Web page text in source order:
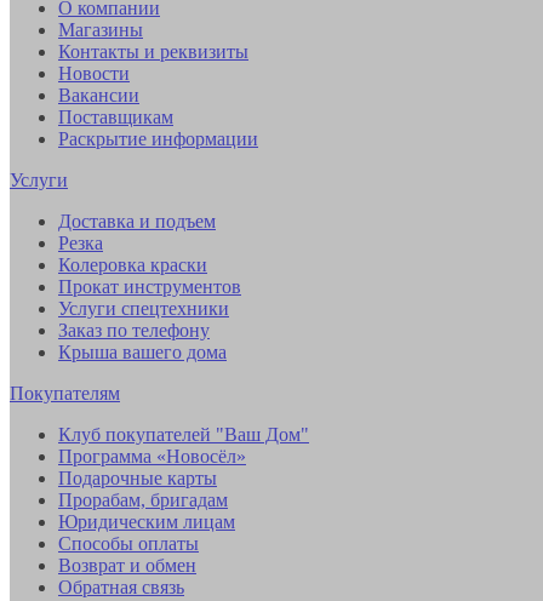
О компании
Магазины
Контакты и реквизиты
Новости
Вакансии
Поставщикам
Раскрытие информации
Услуги
Доставка и подъем
Резка
Колеровка краски
Прокат инструментов
Услуги спецтехники
Заказ по телефону
Крыша вашего дома
Покупателям
Клуб покупателей "Ваш Дом"
Программа «Новосёл»
Подарочные карты
Прорабам, бригадам
Юридическим лицам
Способы оплаты
Возврат и обмен
Обратная связь